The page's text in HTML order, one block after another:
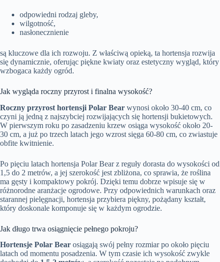
odpowiedni rodzaj gleby,
wilgotność,
nasłonecznienie
są kluczowe dla ich rozwoju. Z właściwą opieką, ta hortensja rozwija
się dynamicznie, oferując piękne kwiaty oraz estetyczny wygląd, który
wzbogaca każdy ogród.
Jak wygląda roczny przyrost i finalna wysokość?
Roczny przyrost hortensji Polar Bear wynosi około 30-40 cm, co
czyni ją jedną z najszybciej rozwijających się hortensji bukietowych.
W pierwszym roku po zasadzeniu krzew osiąga wysokość około 20-
30 cm, a już po trzech latach jego wzrost sięga 60-80 cm, co zwiastuje
obfite kwitnienie.
Po pięciu latach hortensja Polar Bear z reguły dorasta do wysokości od
1,5 do 2 metrów, a jej szerokość jest zbliżona, co sprawia, że roślina
ma gęsty i kompaktowy pokrój. Dzięki temu dobrze wpisuje się w
różnorodne aranżacje ogrodowe. Przy odpowiednich warunkach oraz
starannej pielęgnacji, hortensja przybiera piękny, pożądany kształt,
który doskonale komponuje się w każdym ogrodzie.
Jak długo trwa osiągnięcie pełnego pokroju?
Hortensje Polar Bear osiągają swój pełny rozmiar po około pięciu
latach od momentu posadzenia. W tym czasie ich wysokość zwykle